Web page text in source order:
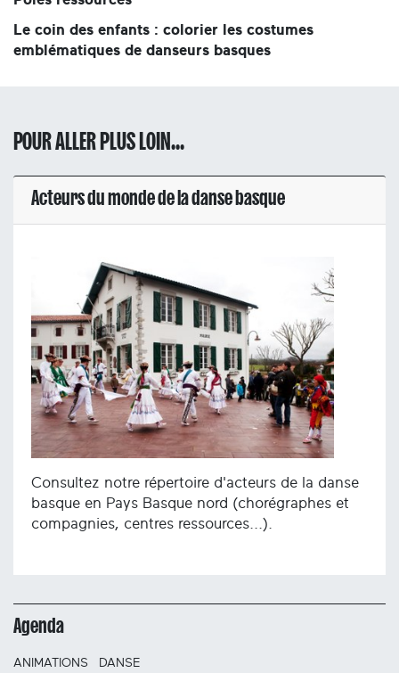
Le coin des enfants : colorier les costumes
emblématiques de danseurs basques
POUR ALLER PLUS LOIN...
Acteurs du monde de la danse basque
Consultez notre répertoire d'acteurs de la danse
basque en Pays Basque nord (chorégraphes et
compagnies, centres ressources...).
Agenda
ANIMATIONS DANSE